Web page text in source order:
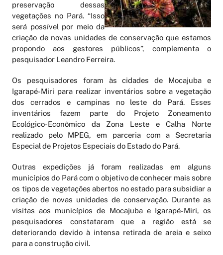
preservação dessas
vegetações no Pará. “Isso
será possível por meio da
criação de novas unidades de conservação que estamos
propondo aos gestores públicos”, complementa o
pesquisador Leandro Ferreira.
Os pesquisadores foram às cidades de Mocajuba e
Igarapé-Miri para realizar inventários sobre a vegetação
dos cerrados e campinas no leste do Pará. Esses
inventários fazem parte do Projeto Zoneamento
Ecológico-Econômico da Zona Leste e Calha Norte
realizado pelo MPEG, em parceria com a Secretaria
Especial de Projetos Especiais do Estado do Pará.
Outras expedições já foram realizadas em alguns
municípios do Pará com o objetivo de conhecer mais sobre
os tipos de vegetações abertos no estado para subsidiar a
criação de novas unidades de conservação. Durante as
visitas aos municípios de Mocajuba e Igarapé-Miri, os
pesquisadores constataram que a região está se
deteriorando devido à intensa retirada de areia e seixo
para a construção civil.